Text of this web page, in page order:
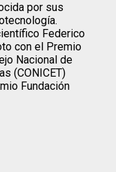
por sus
Federico
con el Premio
Nacional de
(CONICET)
Fundación